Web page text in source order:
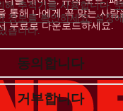
통해 나에게 꼭 맞는 사람
무료로 다운로드하세요.
해 추적기를 사용합니다.
정보를 확인하세요.설정
습니다.
동의합니다
거부합니다